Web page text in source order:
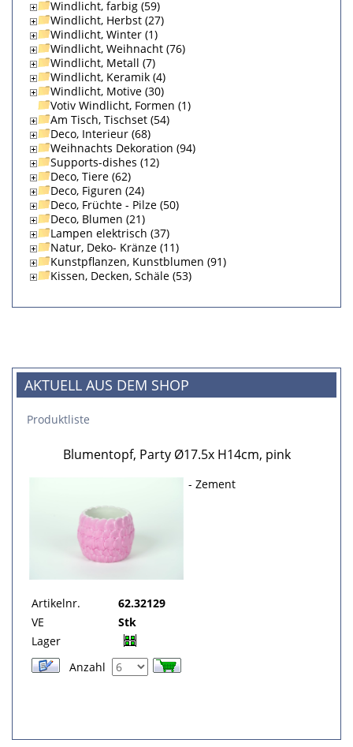
Windlicht, farbig (59)
Windlicht, Herbst (27)
Windlicht, Winter (1)
Windlicht, Weihnacht (76)
Windlicht, Metall (7)
Windlicht, Keramik (4)
Windlicht, Motive (30)
Votiv Windlicht, Formen (1)
Am Tisch, Tischset (54)
Deco, Interieur (68)
Weihnachts Dekoration (94)
Supports-dishes (12)
Deco, Tiere (62)
Deco, Figuren (24)
Deco, Früchte - Pilze (50)
Deco, Blumen (21)
Lampen elektrisch (37)
Natur, Deko- Kränze (11)
Kunstpflanzen, Kunstblumen (91)
Kissen, Decken, Schäle (53)
AKTUELL AUS DEM SHOP
Produktliste
Blumentopf, Party Ø17.5x H14cm, pink
Artikelnr.
62.32129
VE
Stk
Lager
Anzahl
- Zement